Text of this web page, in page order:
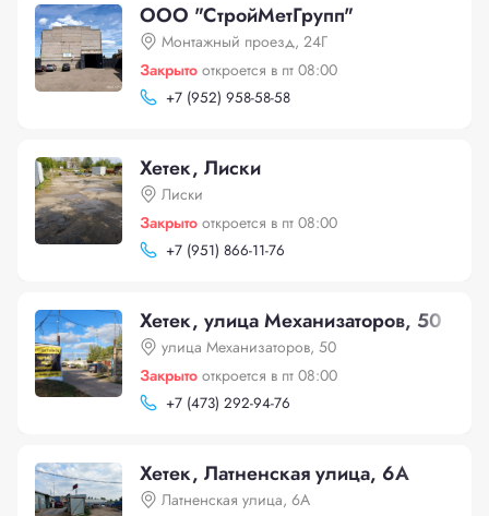
ООО "СтройМетГрупп"
Монтажный проезд, 24Г
Закрыто откроется в пт 08:00
+7 (952) 958-58-58
Хетек, Лиски
Лиски
Закрыто откроется в пт 08:00
+7 (951) 866-11-76
Хетек, улица Механизаторов, 50
улица Механизаторов, 50
Закрыто откроется в пт 08:00
+7 (473) 292-94-76
Хетек, Латненская улица, 6А
Латненская улица, 6А